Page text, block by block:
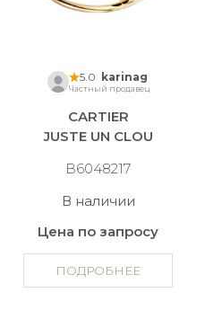
5.0 karinag
Частный продавец
CARTIER
JUSTE UN CLOU
B6048217
В наличии
Цена по запросу
ПОДРОБНЕЕ